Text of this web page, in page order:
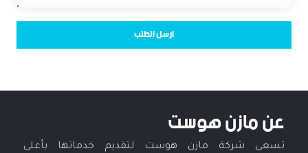
ارسل الطلب
عن مازن هوست
تسعى شركة مازن هوست لتقديم خدماتها بأعلى